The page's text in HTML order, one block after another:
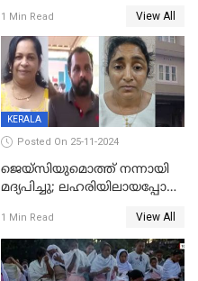
ഊര്‍ജിതമാക്കി
1 Min Read View All
KERALA
Posted On 25-11-2024
ജെയ്‌സിയുമൊത്ത് നന്നായി
മദ്യപിച്ചു; ലഹരിയിലായപ്പോൾ
പലവട്ടം അടിച്ചു;
നിലവിളിച്ചപ്പോൾ മുഖത്ത്
തലയിണ വച്ചമർത്തി;
അരുംകൊലയിൽ യുവാവും
1 Min Read View All